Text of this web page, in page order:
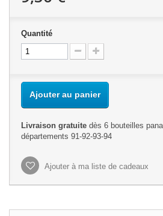
Quantité
Ajouter au panier
Livraison gratuite dès 6 bouteilles
départements 91-92-93-94
Ajouter à ma liste de cadeaux